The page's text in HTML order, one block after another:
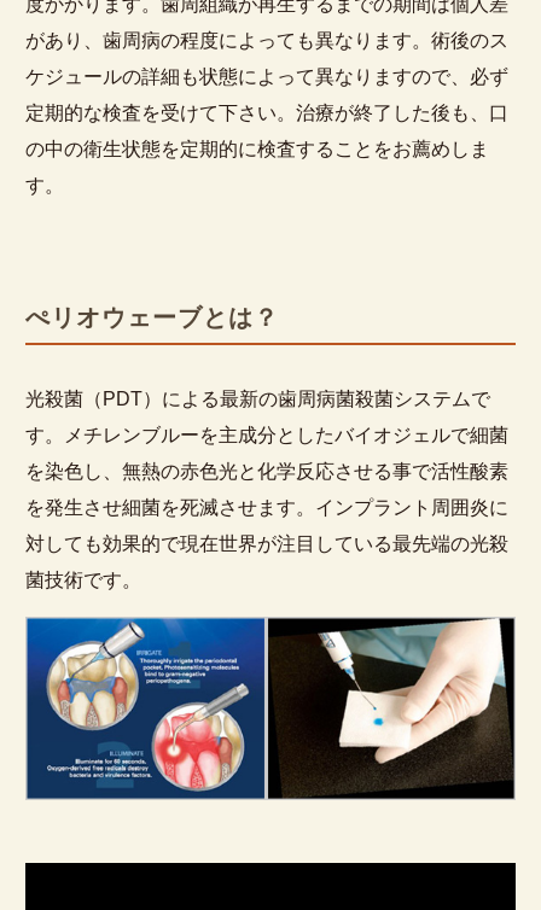
度かかります。歯周組織が再生するまでの期間は個人差
があり、歯周病の程度によっても異なります。術後のス
ケジュールの詳細も状態によって異なりますので、必ず
定期的な検査を受けて下さい。治療が終了した後も、口
の中の衛生状態を定期的に検査することをお薦めしま
す。
ぺリオウェーブとは？
光殺菌（PDT）による最新の歯周病菌殺菌システムで
す。メチレンブルーを主成分としたバイオジェルで細菌
を染色し、無熱の赤色光と化学反応させる事で活性酸素
を発生させ細菌を死滅させます。インプラント周囲炎に
対しても効果的で現在世界が注目している最先端の光殺
菌技術です。